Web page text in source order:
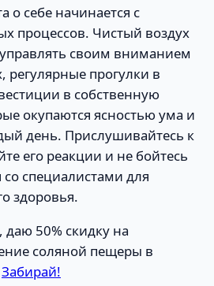
о себе начинается с
процессов. Чистый воздух
своим вниманием
регулярные прогулки в
в собственную
окупаются ясностью ума и
день. Прислушивайтесь к
его реакции и не бойтесь
со специалистами для
здоровья.
даю 50% скидку на
соляной пещеры в
Забирай!